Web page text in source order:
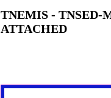
TNEMIS - TNSED-
ATTACHED